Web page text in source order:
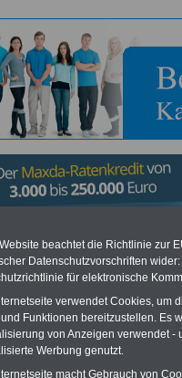
Vorteile für den öffentlichen
Vergleichen und sparen
Bausparen schon ab 16 Jahren
beachtet die Richtlinie zur
Datenschutzvorschriften
für elektronische
verwendet Cookies, um
Funktionen bereitzustellen. Es
von Anzeigen verwendet
Werbung genutzt.
macht Gebrauch von